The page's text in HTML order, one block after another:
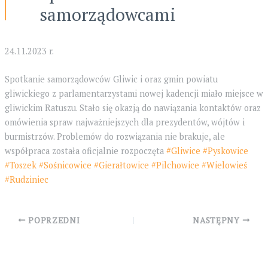
samorządowcami
24.11.2023 r.
Spotkanie samorządowców Gliwic i oraz gmin powiatu
gliwickiego z parlamentarzystami nowej kadencji miało miejsce w
gliwickim Ratuszu. Stało się okazją do nawiązania kontaktów oraz
omówienia spraw najważniejszych dla prezydentów, wójtów i
burmistrzów. Problemów do rozwiązania nie brakuje, ale
współpraca została oficjalnie rozpoczęta #Gliwice #Pyskowice
#Toszek #Sośnicowice #Gierałtowice #Pilchowice #Wielowieś
#Rudziniec
Post
POPRZEDNI NASTĘPNY